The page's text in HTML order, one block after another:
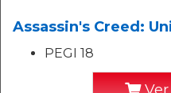
Assassin's Creed:
PEGI 18